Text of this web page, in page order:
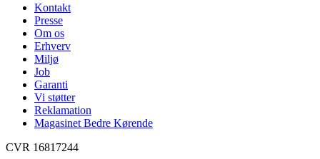
Kontakt
Presse
Om os
Erhverv
Miljø
Job
Garanti
Vi støtter
Reklamation
Magasinet Bedre Kørende
CVR 16817244